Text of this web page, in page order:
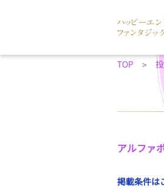
TOP
アルファ
掲載条件は